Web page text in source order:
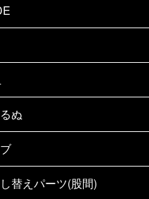
ぬ
替えパーツ(股間)